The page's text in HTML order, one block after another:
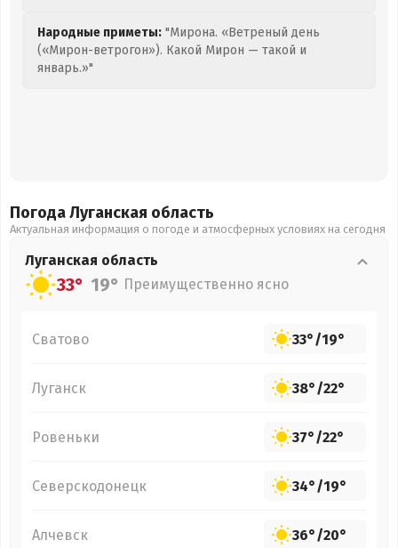
Народные приметы: "Мирона. «Ветреный день
(«Мирон-ветрогон»). Какой Мирон — такой и
январь.»"
Погода Луганская область
Актуальная информация о погоде и атмосферных условиях на сегодня
Луганская область
33° 19° Преимущественно ясно
Сватово 33°/19°
Луганск 38°/22°
Ровеньки 37°/22°
Северскодонецк 34°/19°
Алчевск 36°/20°